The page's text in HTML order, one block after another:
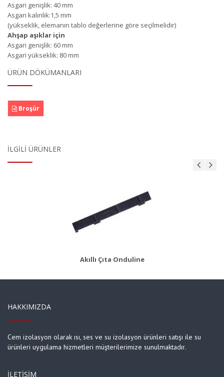
Asgari genişlik: 40mm
Asgari kalınlık:1,5 mm
(yükseklik, elemanın tablo değerlerine göre seçilmelidir)
Ahşap aşıklar için
Asgari genişlik: 60mm
Asgari yükseklik: 80mm
ÜRÜN DÖKÜMANLARI
Broşür
İLGILI ÜRÜNLER
Akıllı Çıta Onduline
AKS 8
Ürün Detayı
HAKKIMIZDA
Cem izolasyon olarak ısı, ses ve su izolasyon ürünleri satışı ile su
ürünleri uygulama hizmetleri müşterilerimize sunulmaktadır.
İLETIŞIM